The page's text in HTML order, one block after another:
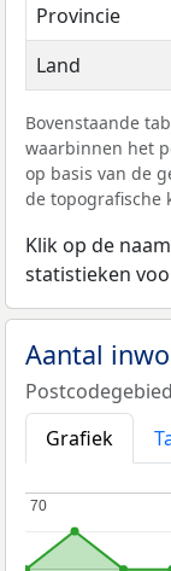
Provincie
Land
Bovenstaande
waarbinnen het
op basis van de
de topografische
Klik op de
statistieken
Aantal
Grafiek
70
70